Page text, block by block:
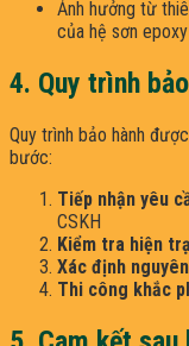
Ảnh hưởng từ
của hệ sơn
4. Quy trình
Quy trình bảo hành
bước:
Tiếp nhận yêu
CSKH
Kiểm tra hiện
Xác định
Thi công khắc